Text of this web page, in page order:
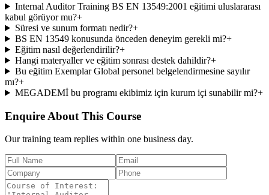
Internal Auditor Training BS EN 13549:2001 eğitimi uluslararası
kabul görüyor mu?+
Süresi ve sunum formatı nedir?+
BS EN 13549 konusunda önceden deneyim gerekli mi?+
Eğitim nasıl değerlendirilir?+
Hangi materyaller ve eğitim sonrası destek dahildir?+
Bu eğitim Exemplar Global personel belgelendirmesine sayılır
mı?+
MEGADEMİ bu programı ekibimiz için kurum içi sunabilir mi?+
Enquire About This Course
Our training team replies within one business day.